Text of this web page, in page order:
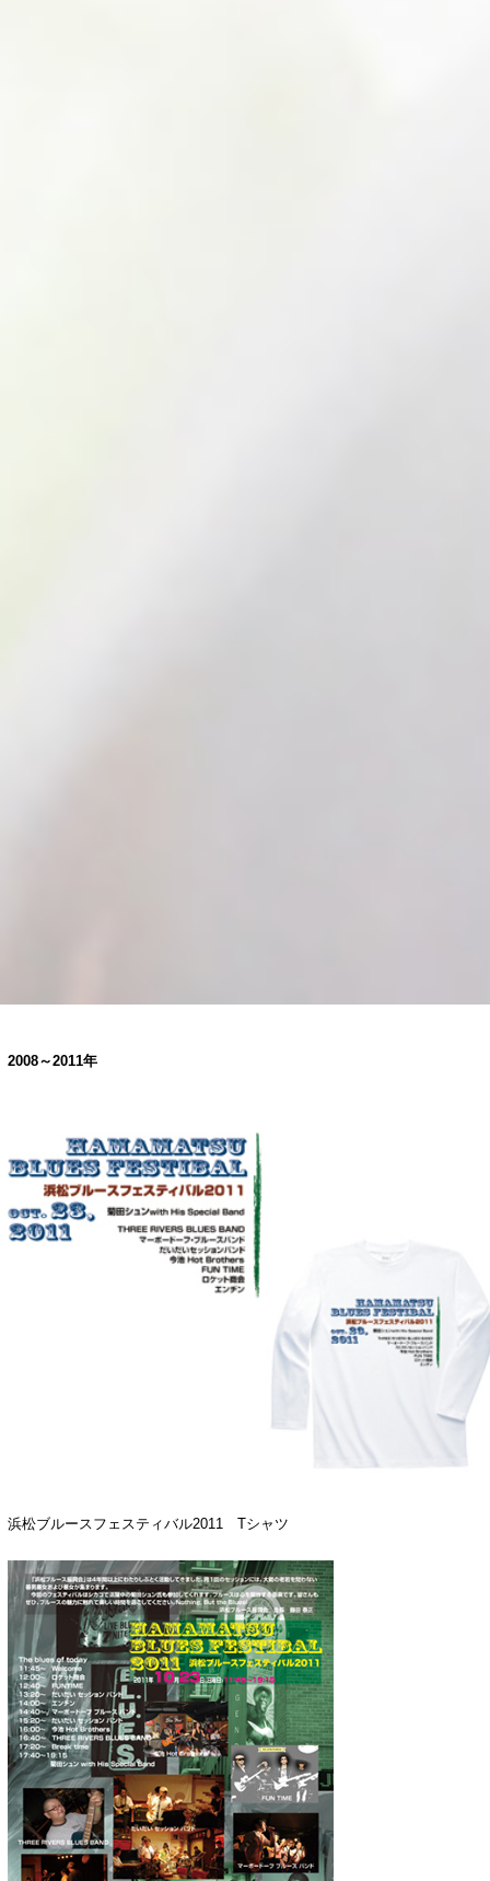
2008～2011年
浜松ブルースフェスティバル2011 Tシャツ